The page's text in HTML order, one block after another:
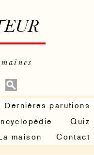
Dernières parutions
Quiz
maison Contact